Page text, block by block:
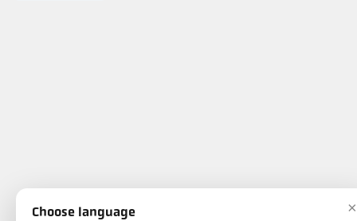
×
Choose language